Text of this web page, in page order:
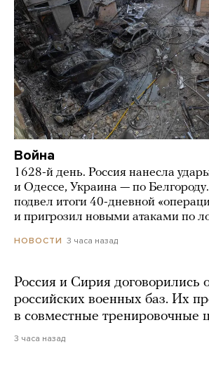
Война
1628-й день. Россия нанесла
и Одессе, Украина — по
подвел итоги 40-дневной
и пригрозил новыми атаками по
НОВОСТИ 3 часа назад
Россия и Сирия договорились
российских военных баз. Их
в совместные тренировочные
3 часа назад